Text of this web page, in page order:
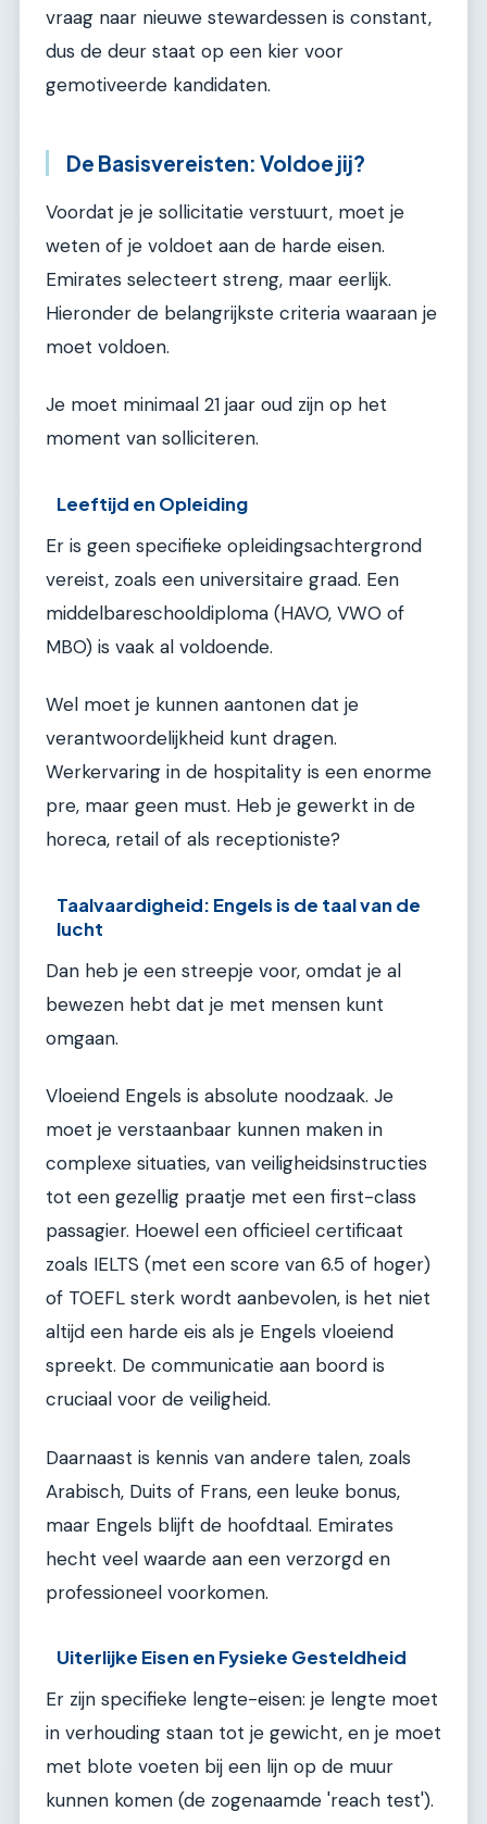
vraag naar nieuwe stewardessen is constant,
dus de deur staat op een kier voor
gemotiveerde kandidaten.
De Basisvereisten: Voldoe jij?
Voordat je je sollicitatie verstuurt, moet je
weten of je voldoet aan de harde eisen.
Emirates selecteert streng, maar eerlijk.
Hieronder de belangrijkste criteria waaraan je
moet voldoen.
Je moet minimaal 21 jaar oud zijn op het
moment van solliciteren.
Leeftijd en Opleiding
Er is geen specifieke opleidingsachtergrond
vereist, zoals een universitaire graad. Een
middelbareschooldiploma (HAVO, VWO of
MBO) is vaak al voldoende.
Wel moet je kunnen aantonen dat je
verantwoordelijkheid kunt dragen.
Werkervaring in de hospitality is een enorme
pre, maar geen must. Heb je gewerkt in de
horeca, retail of als receptioniste?
Taalvaardigheid: Engels is de taal van de
lucht
Dan heb je een streepje voor, omdat je al
bewezen hebt dat je met mensen kunt
omgaan.
Vloeiend Engels is absolute noodzaak. Je
moet je verstaanbaar kunnen maken in
complexe situaties, van veiligheidsinstructies
tot een gezellig praatje met een first-class
passagier. Hoewel een officieel certificaat
zoals IELTS (met een score van 6.5 of hoger)
of TOEFL sterk wordt aanbevolen, is het niet
altijd een harde eis als je Engels vloeiend
spreekt. De communicatie aan boord is
cruciaal voor de veiligheid.
Daarnaast is kennis van andere talen, zoals
Arabisch, Duits of Frans, een leuke bonus,
maar Engels blijft de hoofdtaal. Emirates
hecht veel waarde aan een verzorgd en
professioneel voorkomen.
Uiterlijke Eisen en Fysieke Gesteldheid
Er zijn specifieke lengte-eisen: je lengte moet
in verhouding staan tot je gewicht, en je moet
met blote voeten bij een lijn op de muur
kunnen komen (de zogenaamde 'reach test').